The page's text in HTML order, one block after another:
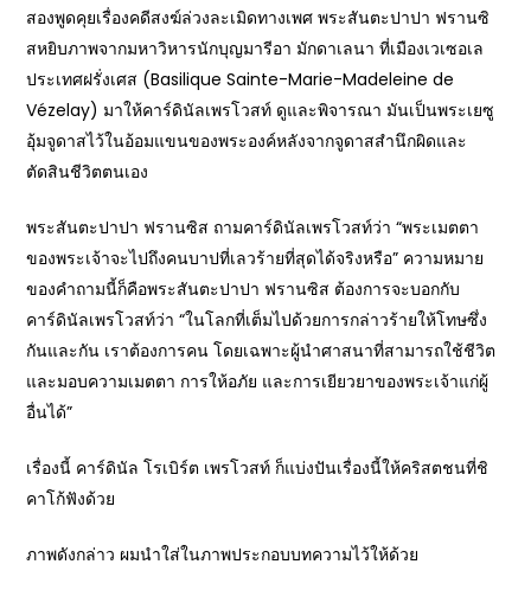
สองพูดคุยเรื่องคดีสงฆ์ล่วงละเมิดทางเพศ พระสันตะปาปา ฟรานซิ
สหยิบภาพจากมหาวิหารนักบุญมารีอา มักดาเลนา ที่เมืองเวเซอเล
ประเทศฝรั่งเศส (Basilique Sainte-Marie-Madeleine de
Vézelay) มาให้คาร์ดินัลเพรโวสท์ ดูและพิจารณา มันเป็นพระเยซู
อุ้มจูดาสไว้ในอ้อมแขนของพระองค์หลังจากจูดาสสำนึกผิดและ
ตัดสินชีวิตตนเอง
พระสันตะปาปา ฟรานซิส ถามคาร์ดินัลเพรโวสท์ว่า “พระเมตตา
ของพระเจ้าจะไปถึงคนบาปที่เลวร้ายที่สุดได้จริงหรือ” ความหมาย
ของคำถามนี้ก็คือพระสันตะปาปา ฟรานซิส ต้องการจะบอกกับ
คาร์ดินัลเพรโวสท์ว่า “ในโลกที่เต็มไปด้วยการกล่าวร้ายให้โทษซึ่ง
กันและกัน เราต้องการคน โดยเฉพาะผู้นำศาสนาที่สามารถใช้ชีวิต
และมอบความเมตตา การให้อภัย และการเยียวยาของพระเจ้าแก่ผู้
อื่นได้”
เรื่องนี้ คาร์ดินัล โรเบิร์ต เพรโวสท์ ก็แบ่งปันเรื่องนี้ให้คริสตชนที่ชิ
คาโก้ฟังด้วย
ภาพดังกล่าว ผมนำใส่ในภาพประกอบบทความไว้ให้ด้วย